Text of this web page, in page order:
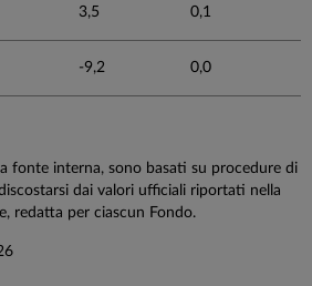
3,5 0,1
-9,2 0,0
fonte interna, sono basati su procedure di
dai valori ufficiali riportati nella
redatta per ciascun Fondo.